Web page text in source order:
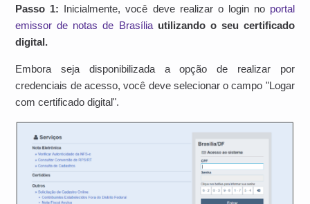
Passo 1: Inicialmente, você deve realizar o login no portal
emissor de notas de Brasília utilizando o seu certificado
digital.
Embora seja disponibilizada a opção de realizar por
credenciais de acesso, você deve selecionar o campo "Logar
com certificado digital".